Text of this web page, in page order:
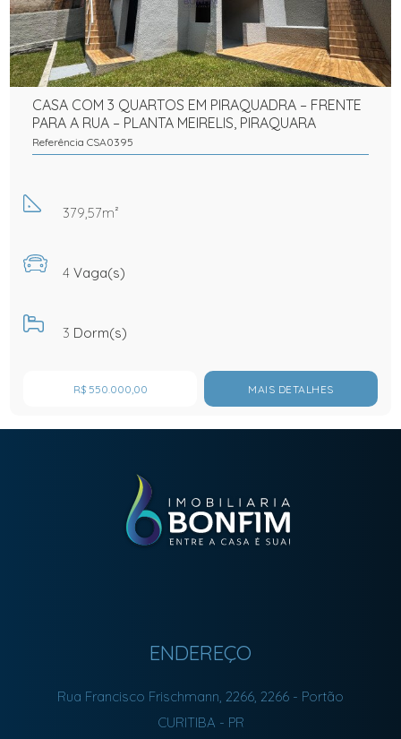
CASA COM 3 QUARTOS EM PIRAQUADRA – FRENTE
PARA A RUA – PLANTA MEIRELIS, PIRAQUARA
Referência CSA0395
3 Dorm(s)
4 Vaga(s)
379,57m²
R$ 550.000,00 MAIS DETALHES
ENDEREÇO
Rua Francisco Frischmann, 2266, 2266 - Portão
CURITIBA - PR